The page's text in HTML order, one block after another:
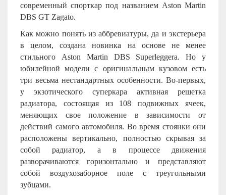
современный спорткар под названием Aston Martin
DBS GT Zagato.
Как можно понять из аббревиатуры, да и экстерьера
в целом, создана новинка на основе не менее
стильного Aston Martin DBS Superleggera. Но у
юбилейной модели с оригинальным кузовом есть
три весьма нестандартных особенности. Во-первых,
у экзотического суперкара активная решетка
радиатора, состоящая из 108 подвижных ячеек,
меняющих свое положение в зависимости от
действий самого автомобиля. Во время стоянки они
расположены вертикально, полностью скрывая за
собой радиатор, а в процессе движения
разворачиваются горизонтально и представляют
собой воздухозаборное поле с треугольными
зубцами.